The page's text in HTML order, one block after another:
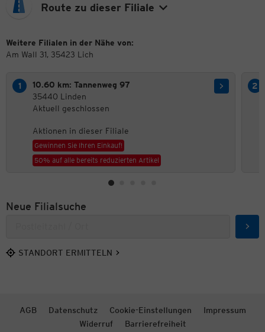
Route zu dieser Filiale
Weitere Filialen in der Nähe von:
Am Wall 31, 35423 Lich
10.60 km: Tannenweg 97
35440 Linden
Aktuell geschlossen
Aktionen in dieser Filiale
Gewinnen Sie Ihren Einkauf!
50% auf alle bereits reduzierten Artikel
Neue Filialsuche
STANDORT ERMITTELN
AGB Datenschutz Cookie-Einstellungen
Impressum
Widerruf
Barrierefreiheit